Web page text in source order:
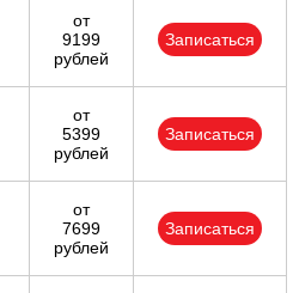
от
9199
рублей
Записаться
от
5399
рублей
Записаться
от
7699
рублей
Записаться